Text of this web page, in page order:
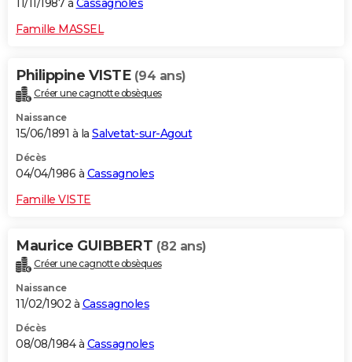
11/11/1987 à Cassagnoles
Famille MASSEL
Philippine VISTE (94 ans)
Créer une cagnotte obsèques
Naissance
15/06/1891 à la Salvetat-sur-Agout
Décès
04/04/1986 à Cassagnoles
Famille VISTE
Maurice GUIBBERT (82 ans)
Créer une cagnotte obsèques
Naissance
11/02/1902 à Cassagnoles
Décès
08/08/1984 à Cassagnoles